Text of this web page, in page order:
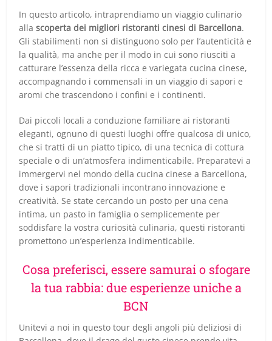
In questo articolo, intraprendiamo un viaggio culinario
allascoperta dei migliori ristoranti cinesi di Barcellona.
Gli stabilimenti non si distinguono solo per l’autenticità e
la qualità, ma anche per il modo in cui sono riusciti a
catturare l’essenza della ricca e variegata cucina cinese,
accompagnando i commensali in un viaggio di sapori e
aromi che trascendono i confini e i continenti.
Dai piccoli locali a conduzione familiare ai ristoranti
eleganti, ognuno di questi luoghi offre qualcosa di unico,
che si tratti di un piatto tipico, di una tecnica di cottura
speciale o di un’atmosfera indimenticabile. Preparatevi a
immergervi nel mondo della cucina cinese a Barcellona,
dove i sapori tradizionali incontrano innovazione e
creatività. Se state cercando un posto per una cena
intima, un pasto in famiglia o semplicemente per
soddisfare la vostra curiosità culinaria, questi ristoranti
promettono un’esperienza indimenticabile.
Cosa preferisci, essere samurai o sfogare
la tua rabbia: due esperienze uniche a
BCN
Unitevi a noi in questo tour degli angoli più deliziosi di